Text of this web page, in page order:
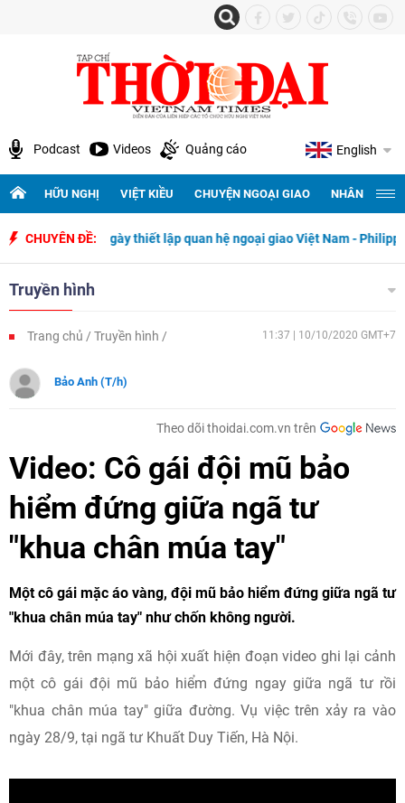
Podcast Videos Quảng cáo English
HỮU NGHỊ VIỆT KIỀU CHUYỆN NGOẠI GIAO NHÂN
CHUYÊN ĐỀ:
50 năm ngày thiết lập quan hệ ngoại giao Việt Nam - Philippines
Truyền hình
Trang chủ Truyền hình 11:37 | 10/10/2020 GMT+7
Bảo Anh (T/h)
Theo dõi thoidai.com.vn trên
Video: Cô gái đội mũ bảo
hiểm đứng giữa ngã tư
"khua chân múa tay"
Một cô gái mặc áo vàng, đội mũ bảo hiểm đứng giữa ngã tư
"khua chân múa tay" như chốn không người.
Mới đây, trên mạng xã hội xuất hiện đoạn video ghi lại cảnh
một cô gái đội mũ bảo hiểm đứng ngay giữa ngã tư rồi
"khua chân múa tay" giữa đường. Vụ việc trên xảy ra vào
ngày 28/9, tại ngã tư Khuất Duy Tiến, Hà Nội.